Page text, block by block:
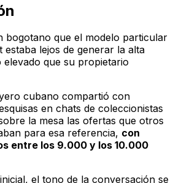
bogotano que el modelo particular
estaba lejos de generar la alta
elevado que su propietario
cubano compartió con
en chats de coleccionistas
la mesa las ofertas que otros
para esa referencia, con
entre los 9.000 y los 10.000
el tono de la conversación se